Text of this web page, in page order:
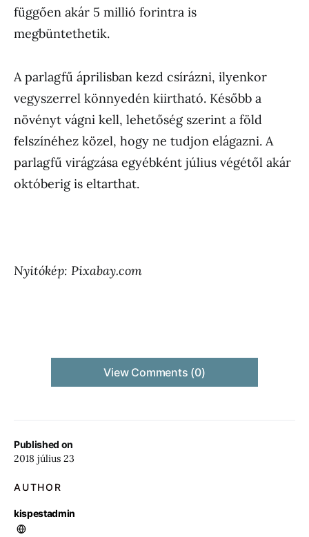
Published on
2018 július 23
AUTHOR
kispestadmin
függően akár 5 millió forintra is
megbüntethetik.
A parlagfű áprilisban kezd csírázni, ilyenkor
vegyszerrel könnyedén kiirtható. Később a
növényt vágni kell, lehetőség szerint a föld
felszínéhez közel, hogy ne tudjon elágazni. A
parlagfű virágzása egyébként július végétől akár
októberig is eltarthat.
Nyitókép: Pixabay.com
View Comments (0)